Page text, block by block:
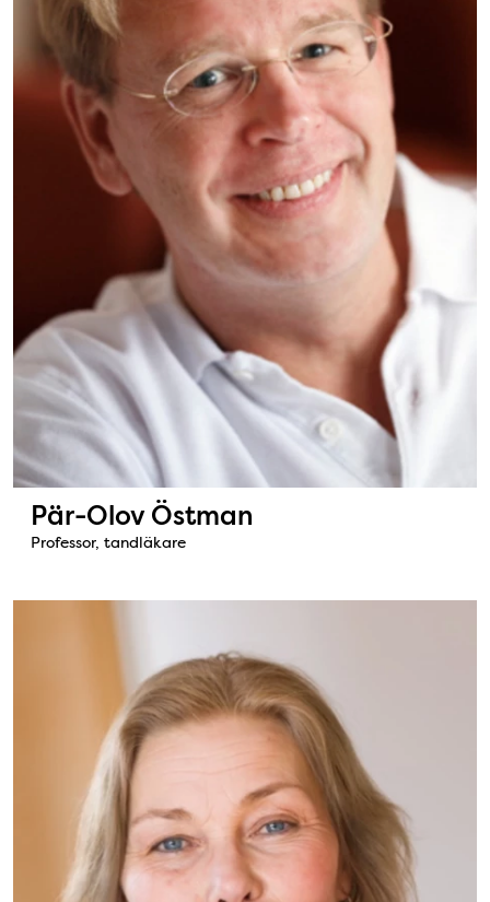
Pär-Olov Östman
Professor, tandläkare
Bild: Birgitta Jonsson